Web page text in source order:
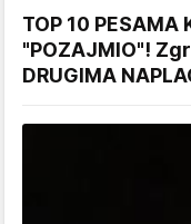
TOP 10 PESAMA
"POZAJMIO"!
DRUGIMA